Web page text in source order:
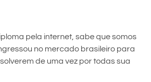
pela internet, sabe que somos
no mercado brasileiro para
de uma vez por todas sua